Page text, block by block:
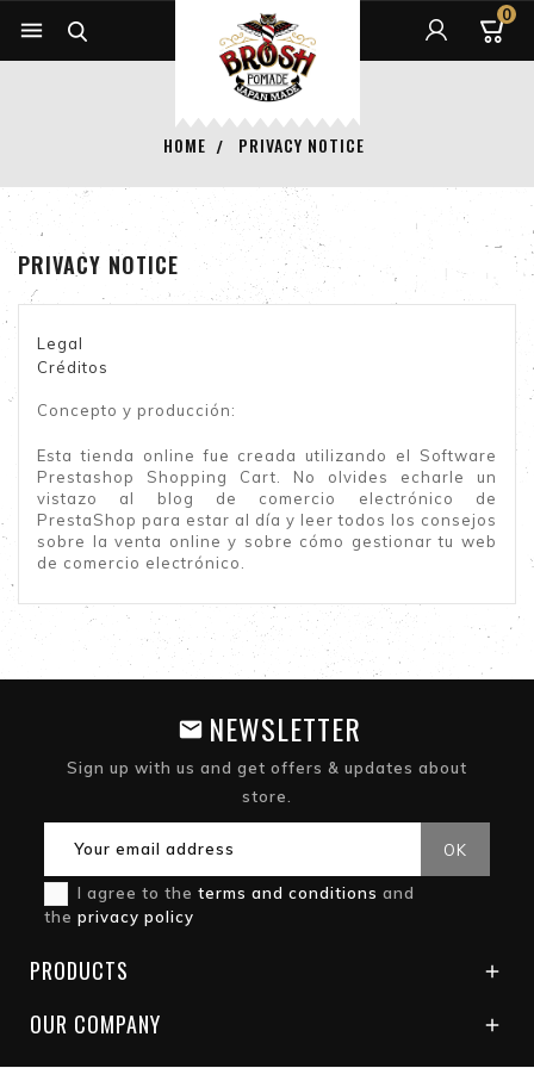
0

HOME PRIVACY NOTICE
PRIVACY NOTICE
Legal
Créditos
Concepto y producción:
Esta tienda online fue creada utilizando el Software
Prestashop Shopping Cart . No olvides echarle un
vistazo al blog de comercio electrónico
de
PrestaShop para estar al día y leer todos los consejos
sobre la venta online y sobre cómo gestionar tu web
de comercio electrónico.
NEWSLETTER
Sign up with us and get offers & updates about
store.
I agree to theterms and conditions and
theprivacy policy
PRODUCTS 
OUR COMPANY 